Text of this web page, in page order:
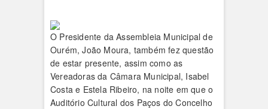
O Presidente da Assembleia Municipal de
Ourém, João Moura, também fez questão
de estar presente, assim como as
Vereadoras da Câmara Municipal, Isabel
Costa e Estela Ribeiro, na noite em que o
Auditório Cultural dos Paços do Concelho